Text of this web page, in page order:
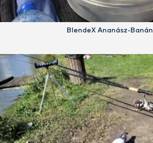
BlendeX Ananász-Banán